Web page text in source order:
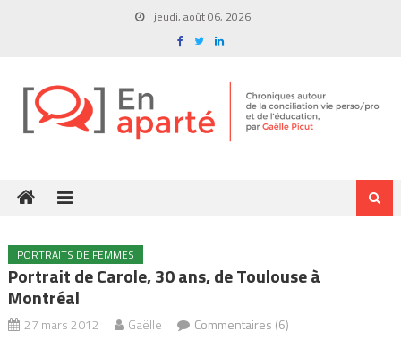
jeudi, août 06, 2026
PORTRAITS DE FEMMES
Portrait de Carole, 30 ans, de Toulouse à
Montréal
27 mars 2012 Gaëlle Commentaires (6)